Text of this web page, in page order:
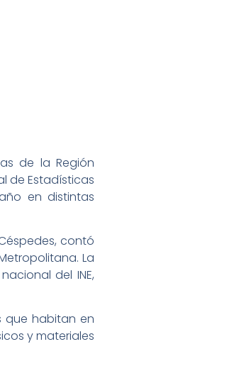
de la Región
de Estadísticas
en distintas
contó
La
del INE,
que habitan en
y materiales